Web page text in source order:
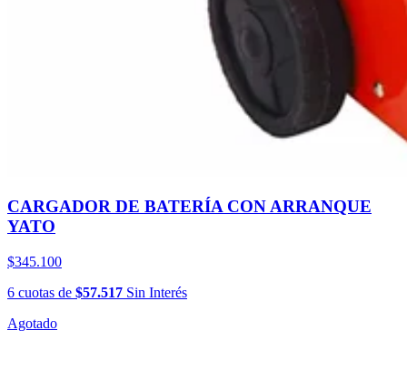
CARGADOR DE BATERÍA CON ARRANQUE
YATO
$345.100
6 cuotas de $57.517 Sin Interés
Agotado